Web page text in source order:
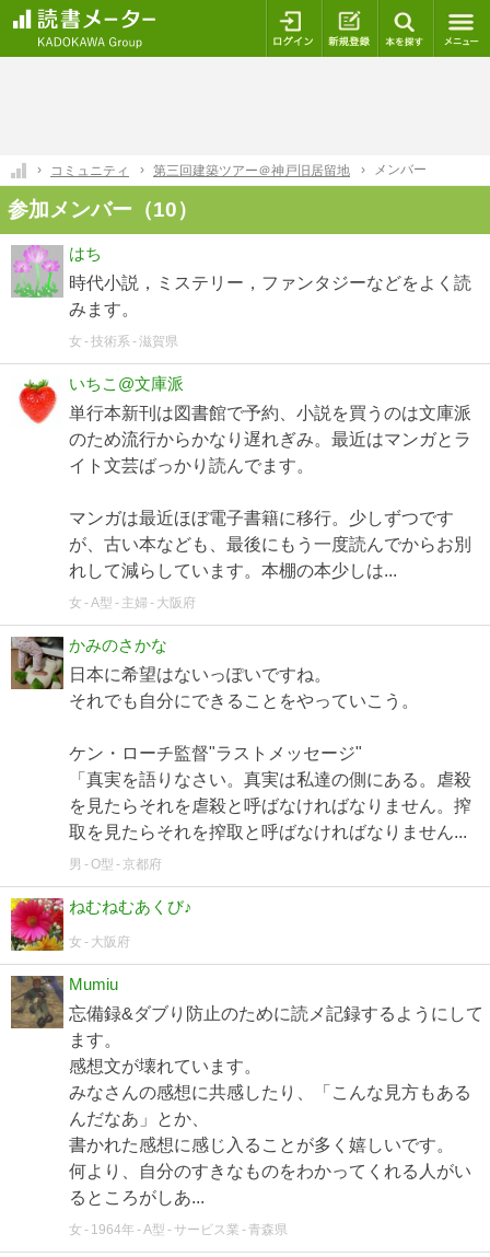
ログイン 新規登録
コミュニティ 第三回建築ツアー＠神戸旧居留地 メンバー
参加メンバー（10）
はち
時代小説，ミステリー，ファンタジーなどをよく読
みます。
女 技術系 滋賀県
いちこ@文庫派
単行本新刊は図書館で予約、小説を買うのは文庫派
のため流行からかなり遅れぎみ。最近はマンガとラ
イト文芸ばっかり読んでます。
マンガは最近ほぼ電子書籍に移行。少しずつです
が、古い本なども、最後にもう一度読んでからお別
れして減らしています。本棚の本少しは...
女 A型 主婦 大阪府
かみのさかな
日本に希望はないっぽいですね。
それでも自分にできることをやっていこう。
ケン・ローチ監督"ラストメッセージ"
「真実を語りなさい。真実は私達の側にある。虐殺
を見たらそれを虐殺と呼ばなければなりません。搾
取を見たらそれを搾取と呼ばなければなりません...
男 O型 京都府
ねむねむあくび♪
女 大阪府
Mumiu
忘備録&ダブり防止のために読メ記録するようにして
ます。
感想文が壊れています。
みなさんの感想に共感したり、「こんな見方もある
んだなあ」とか、
書かれた感想に感じ入ることが多く嬉しいです。
何より、自分のすきなものをわかってくれる人がい
るところがしあ...
女 1964年 A型 サービス業 青森県